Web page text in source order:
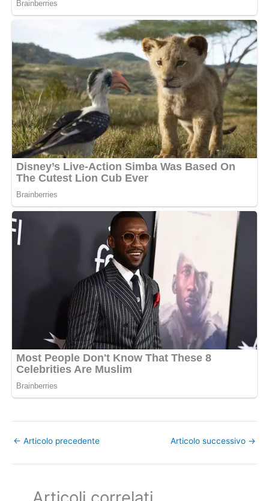
← Articolo precedente Articolo successivo →